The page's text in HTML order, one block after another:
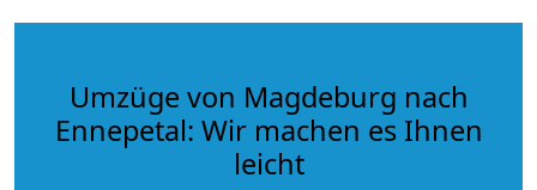
Umzüge von Magdeburg nach
Ennepetal: Wir machen es Ihnen
leicht